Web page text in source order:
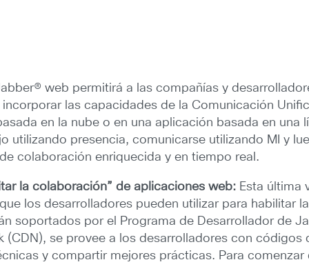
web permitirá a las compañías y
las capacidades de la Comunicación
en la nube o en una aplicación basada en
utilizando presencia, comunicarse utilizando MI y
colaboración enriquecida y en tiempo real.
la colaboración” de aplicaciones web: Esta última
los desarrolladores pueden utilizar para habilitar
soportados por el Programa de Desarrollador de
(CDN), se provee a los desarrolladores con
y compartir mejores prácticas. Para comenzar